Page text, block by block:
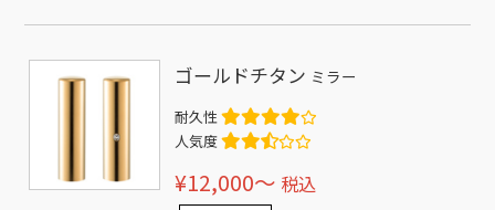
ゴールドチタン ミラー
耐久性
人気度
¥12,000〜 税込